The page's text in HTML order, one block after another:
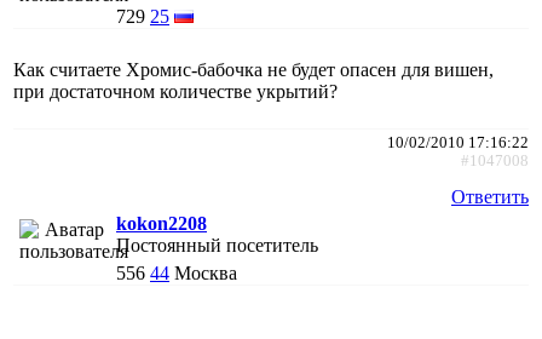
729 25
Как считаете Хромис-бабочка не будет опасен для вишен,
при достаточном количестве укрытий?
10/02/2010 17:16:22
#1047008
Ответить
kokon2208
Постоянный посетитель
556 44 Москва